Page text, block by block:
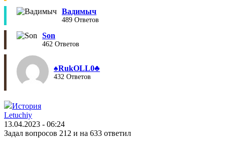
Вадимыч
489 Ответов
Son
462 Ответов
♠︎RukOLL0♣︎
432 Ответов
История
Letuchiy
13.04.2023 - 06:24
Задал вопросов 212 и на 633 ответил